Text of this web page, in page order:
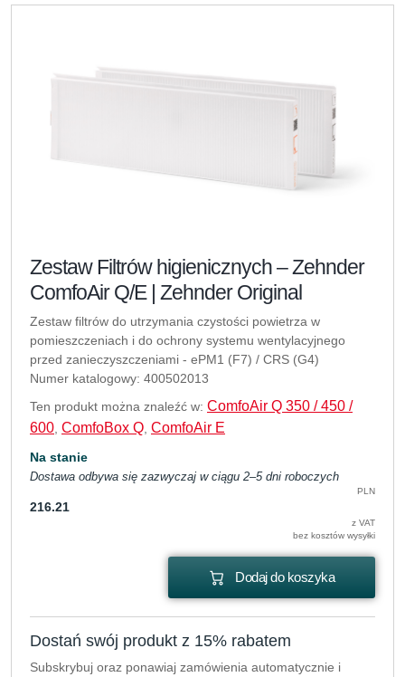
Zestaw Filtrów higienicznych – Zehnder
ComfoAir Q/E | Zehnder Original
Zestaw filtrów do utrzymania czystości powietrza w
pomieszczeniach i do ochrony systemu wentylacyjnego
przed zanieczyszczeniami - ePM1 (F7) / CRS (G4)
Numer katalogowy: 400502013
Ten produkt można znaleźć w: ComfoAir Q 350 / 450 /
600 ComfoBox Q ComfoAir E
Na stanie
Dostawa odbywa się zazwyczaj w ciągu 2–5 dni roboczych
PLN
216.21
z VAT
bez kosztów wysyłki
Dodaj do koszyka
Dostań swój produkt z 15% rabatem
Subskrybuj oraz ponawiaj zamówienia automatycznie i